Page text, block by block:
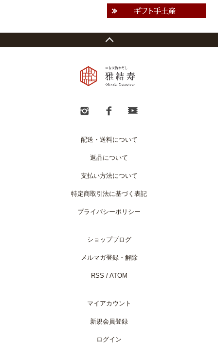
配送・送料について
返品について
支払い方法について
特定商取引法に基づく表記
プライバシーポリシー
ショップブログ
メルマガ登録・解除
RSS / ATOM
マイアカウント
新規会員登録
ログイン